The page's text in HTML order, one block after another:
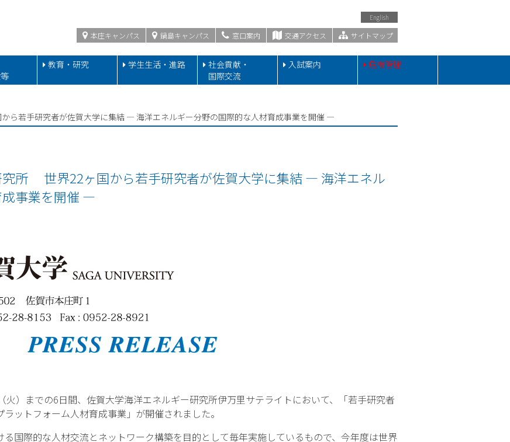
English
本庄キャンパス 鍋島キャンパス 窓口案内 交通アクセス サイトマップ
教育・研究 学生生活・進路
社会貢献・
国際交流
入試案内 危機管理
ら若手研究者が佐賀大学に集結 ― 海洋エネルギー分野の国際的な人材育成事業を開催 ―
所 世界22ヶ国から若手研究者が佐賀大学に集結 ― 海洋エネル
成事業を開催 ―
）までの6日間、佐賀大学海洋エネルギー研究所伊万里サテライトにおいて、「若手研究者
ットフォーム人材育成事業」が開催されました。
国際的な人材交流とネットワーク構築を目的として毎年実施しているもので、今年度は世界